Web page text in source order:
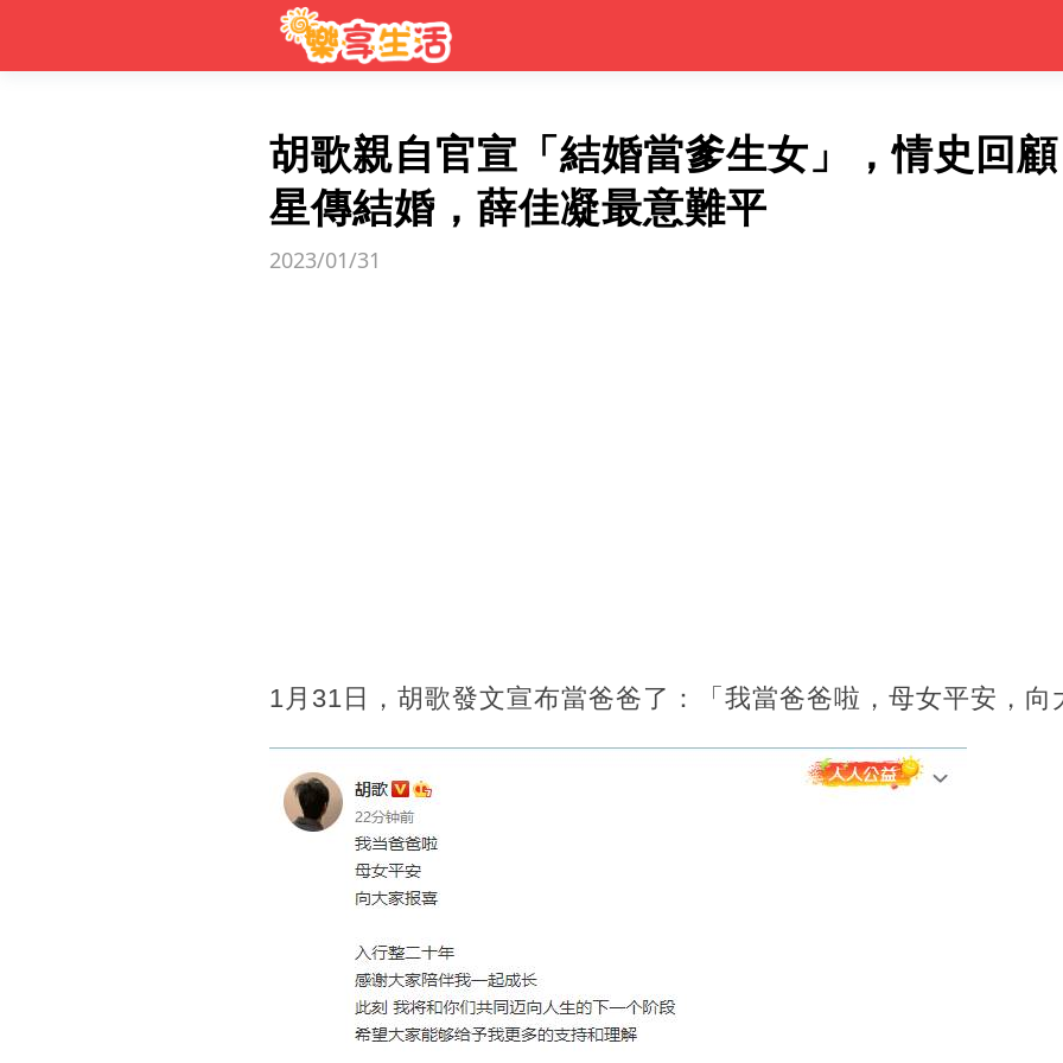
胡歌親自官宣「結婚當爹生女」，情史回
星傳結婚，薛佳凝最意難平
2023/01/31
1月31日，胡歌發文宣布當爸爸了：「我當爸爸啦，母女平安，向